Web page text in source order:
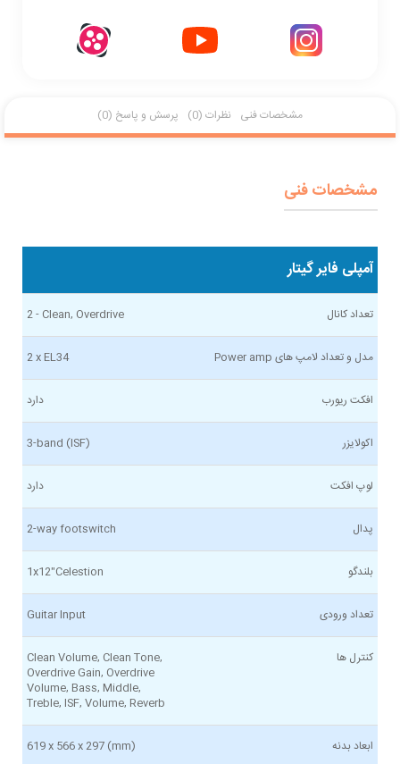
مشخصات فنی نظرات (0) پرسش و پاسخ (0)
مشخصات فنی
آمپلی فایر گیتار
تعداد کانال 2 - Clean, Overdrive
مدل و تعداد لامپ های Power amp 2 x EL34
افکت ریورب دارد
اکولایزر 3-band (ISF)
لوپ افکت دارد
پدال 2-way footswitch
بلندگو 1x12"Celestion
تعداد ورودی Guitar Input
کنترل ها
Clean Volume, Clean Tone,
Overdrive Gain, Overdrive
Volume, Bass, Middle,
Treble, ISF, Volume, Reverb
ابعاد بدنه 619 x 566 x 297 (mm)